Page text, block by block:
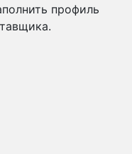
профиль